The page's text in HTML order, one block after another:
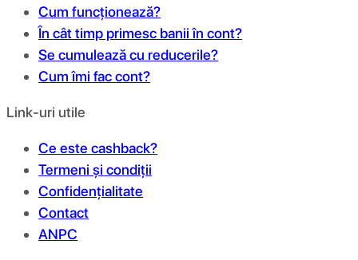
Cum funcționează?
În cât timp primesc banii în cont?
Se cumulează cu reducerile?
Cum îmi fac cont?
Link-uri utile
Ce este cashback?
Termeni și condiții
Confidențialitate
Contact
ANPC